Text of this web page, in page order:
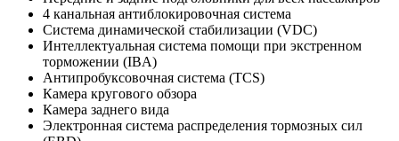
4 канальная антиблокировочная система
Система динамической стабилизации (VDC)
Интеллектуальная система помощи при экстренном
торможении (IBA)
Антипробуксовочная система (TCS)
Камера кругового обзора
Камера заднего вида
Электронная система распределения тормозных сил